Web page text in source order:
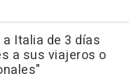
Italia de 3 días
a sus viajeros o